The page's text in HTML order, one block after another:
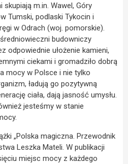
m.in. Wawel, Góry
Tumski, podlaski Tykocin i
w Odrach (woj. pomorskie).
budowniczy
odpowiednie ułożenie kamieni,
ciekami i gromadziło dobrą
mocy w Polsce i nie tylko
ładują go pozytywną
ciała, dają jasność umysłu.
jesteśmy w stanie
„Polska magiczna. Przewodnik
Leszka Mateli. W publikacji
miejsc mocy z każdego